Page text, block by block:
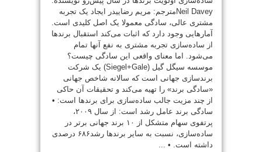
Neil Daveyمترجم: مریم رضاییدر ایجاد یک تجربه
مشتری عالی، سادگی معمولا یک اصل کلیدی است.
آمارهایی وجود دارد که اثبات می‌کند استقبال برندها
از ساده‌سازی تجربه مشتری به نفع آنها تمام
می‌شود. اما معنای واقعی این سادگی چیست؟
موسسه سیگل گیل (Siegel+Gale) یک شرکت
برندسازی جهانی است که سالانه شاخص جهانی
«سادگی برند» را تهیه می‌کند و تحقیقات آن حاکی
از چند مزیت جالب ساده‌سازی برای برندها است: •
سادگی برند عامل رشد است: از سال ۲۰۰۹،
پرتفوی سهام متشکل از ۱۰ برند جهانی برتر در
ساده‌سازی، نسبت به سایر برندها رشد۶۸۶ درصدی
داشته است. • ...